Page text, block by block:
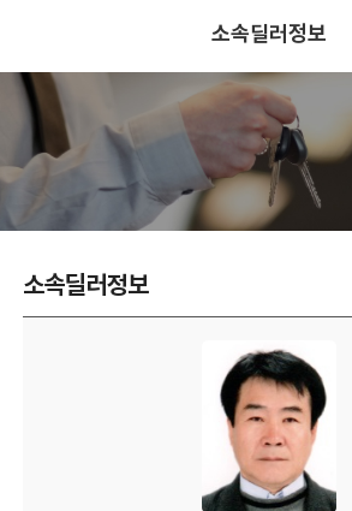
소속딜러정보
소속딜러정보